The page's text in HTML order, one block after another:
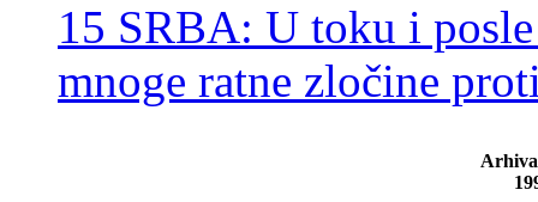
15 SRBA: U toku i
mnoge ratne zločine